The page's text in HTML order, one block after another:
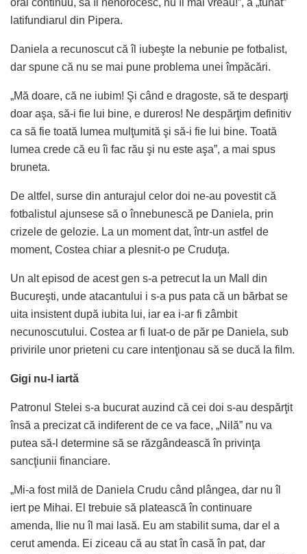
latifundiarul din Pipera.
Daniela a recunoscut că îl iubeşte la nebunie pe fotbalist,
dar spune că nu se mai pune problema unei împăcări.
„Mă doare, că ne iubim! Şi când e dragoste, să te desparţi
doar aşa, să-i fie lui bine, e dureros! Ne despărţim definitiv
ca să fie toată lumea mulţumită şi să-i fie lui bine. Toată
lumea crede că eu îi fac rău şi nu este aşa”, a mai spus
bruneta.
De altfel, surse din anturajul celor doi ne-au povestit că
fotbalistul ajunsese să o înnebunescă pe Daniela, prin
crizele de gelozie. La un moment dat, într-un astfel de
moment, Costea chiar a plesnit-o pe Cruduţa.
Un alt episod de acest gen s-a petrecut la un Mall din
Bucureşti, unde atacantului i s-a pus pata că un bărbat se
uita insistent după iubita lui, iar ea i-ar fi zâmbit
necunoscutului. Costea ar fi luat-o de păr pe Daniela, sub
privirile unor prieteni cu care intenţionau să se ducă la film.
Gigi nu-l iartă
Patronul Stelei s-a bucurat auzind că cei doi s-au despărţit
însă a precizat că indiferent de ce va face, „Nilă” nu va
putea să-l determine să se răzgândească în privinţa
sancţiunii financiare.
„Mi-a fost milă de Daniela Crudu când plângea, dar nu îl
iert pe Mihai. El trebuie să platească în continuare
amenda, Ilie nu îl mai lasă. Eu am stabilit suma, dar el a
cerut amenda. Ei ziceau că au stat în casă în pat, dar